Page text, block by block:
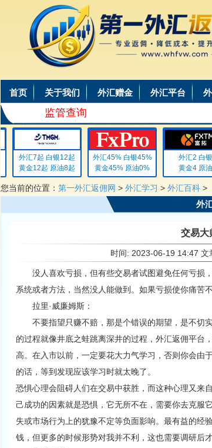
首页 关于我们 外汇赠金 外汇平台
监管查询
外汇7起 白银12起
黄金12起 原油8起
外汇45% 白银45%
黄金45% 原油0%
外汇2 白银4
黄金4 原油0
您当前的位置： 第一外汇返佣网 > 外汇学习 > 外汇百科 >
外
交易大
时间: 2023-06-19 14:47 文
没人喜欢亏损，但有些交易者试图避免任何亏损
系统或者方法，当然没人能做到。如果亏损使你痛苦
拉里·威廉姆斯：
不要指望只赚不赔，那是个错误的期望，是不切
的过程就像井底之蛙跳离深井的过程，外汇返佣平台
高。在入市以前，一定要花大力气学习，否则你会由
的话，等到发现应该学习时就太晚了。
恐惧心理会阻碍人们在交易中获胜，而这种心理又来
己成功的因素就是恐惧，它无所不在，需要你去克服
失或市场行为上的犹豫不定等负面影响。最有益的经
钱，但更多的时候形势对我并不利，这也需要调研后才